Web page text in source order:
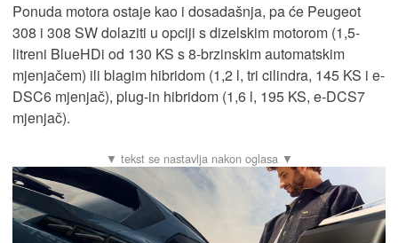
Ponuda motora ostaje kao i dosadašnja, pa će Peugeot
308 i 308 SW dolaziti u opciji s dizelskim motorom (1,5-
litreni BlueHDi od 130 KS s 8-brzinskim automatskim
mjenjačem) ili blagim hibridom (1,2 l, tri cilindra, 145 KS i e-
DSC6 mjenjač), plug-in hibridom (1,6 l, 195 KS, e-DCS7
mjenjač).